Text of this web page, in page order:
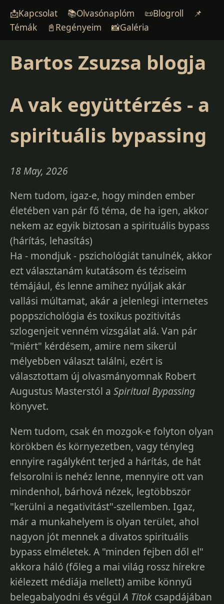
Bartos Zsuzsa blogja
📩Kapcsolat 📚Olvasónaplóm 📜Blogroll
📌
Témák
📓Regényeim 📸Galéria
A vak együttérzés - a
spirituális bypassing
18 May, 2026
Nem tudom, igaz-e, hogy minden ember
életében van pár fő téma, de ha igen, akkor
nekem az egyik biztosan a spirituális bypass
(hárítás, lehasítás)
Ha - mondjuk - pszichológiát tanulnék, akkor
ezt választanám kutatásom és téziseim
témájául, és lenne amihez nyúljak akár
vallási múltamat, akár a jelenlegi internetes
poppszichológia és toxikus pozitivitás
szlogenjeit venném vizsgálat alá. Van pár
"miért" kérdésem, amire nem sikerül
mélyebben választ találni, ezért is
választottam új olvasmányomnak Robert
Augustus Masterstól a Spiritual Bypassing
könyvet.
Nem tudom, csak én mozgok-e folyton olyan
körökben és környezetben, vagy tényleg
ennyire ragályként terjed a hárítás, de hát
felsorolni is nehéz lenne, mennyire ott van
mindenhol, bárhová nézek, legtöbbször
"kerülni a negativitást"-szellemben. Igaz,
már a munkahelyem is olyan terület, ahol
nagyon jót mennek a divatos spirituális
bypass elméletek. A "minden fejben dől el"
akkora háló (főleg a mai világ rossz hírekre
kiélezett médiája mellett) amibe könnyű
belegabalyodni és végülA Titok csapdájában